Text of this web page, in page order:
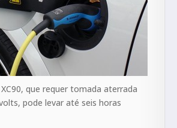
que requer tomada aterrada
pode levar até seis horas